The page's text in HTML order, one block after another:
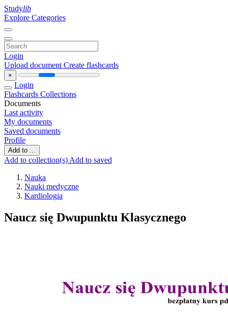
Studylib
Explore Categories
Login
Upload document Create flashcards
×
Login
Flashcards Collections
Documents
Last activity
My documents
Saved documents
Profile
Add to ...
Add to collection(s) Add to saved
Nauka
Nauki medyczne
Kardiologia
Naucz się Dwupunktu Klasycznego